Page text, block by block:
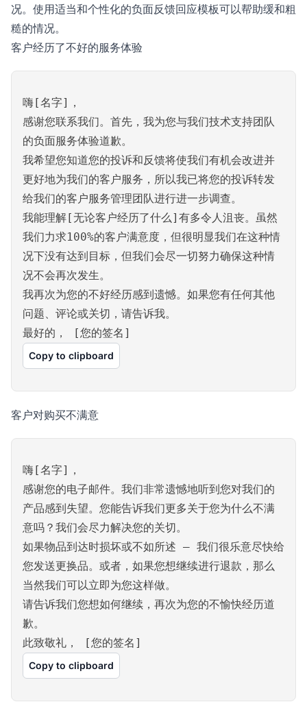
况。使用适当和个性化的负面反馈回应模板可以帮助缓和粗
糙的情况。
客户经历了不好的服务体验
嗨[名字]，
感谢您联系我们。首先，我为您与我们技术支持团队
的负面服务体验道歉。
我希望您知道您的投诉和反馈将使我们有机会改进并
更好地为我们的客户服务，所以我已将您的投诉转发
给我们的客户服务管理团队进行进一步调查。
我能理解[无论客户经历了什么]有多令人沮丧。虽然
我们力求100%的客户满意度，但很明显我们在这种情
况下没有达到目标，但我们会尽一切努力确保这种情
况不会再次发生。
我再次为您的不好经历感到遗憾。如果您有任何其他
问题、评论或关切，请告诉我。
最好的， [您的签名]
Copy to clipboard
客户对购买不满意
嗨[名字]，
感谢您的电子邮件。我们非常遗憾地听到您对我们的
产品感到失望。您能告诉我们更多关于您为什么不满
意吗？我们会尽力解决您的关切。
如果物品到达时损坏或不如所述 – 我们很乐意尽快给
您发送更换品。或者，如果您想继续进行退款，那么
当然我们可以立即为您这样做。
请告诉我们您想如何继续，再次为您的不愉快经历道
歉。
此致敬礼， [您的签名]
Copy to clipboard